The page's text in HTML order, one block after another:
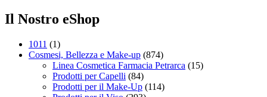
Il Nostro eShop
1011 (1)
Cosmesi, Bellezza e Make-up (874)
Linea Cosmetica Farmacia Petrarca (15)
Prodotti per Capelli (84)
Prodotti per il Make-Up (114)